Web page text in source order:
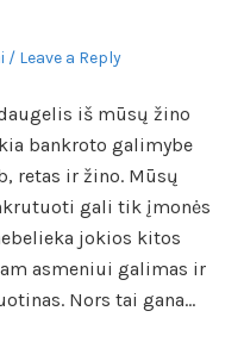
Leave a Reply
iš mūsų žino
bankroto galimybe
retas ir žino. Mūsų
gali tik įmonės
jokios kitos
asmeniui galimas ir
Nors tai gana…